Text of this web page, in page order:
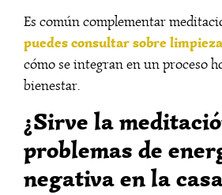
Es común complementar
puedes consultar sobre
cómo se integran en un proceso
bienestar.
¿Sirve la
problemas de
negativa en la